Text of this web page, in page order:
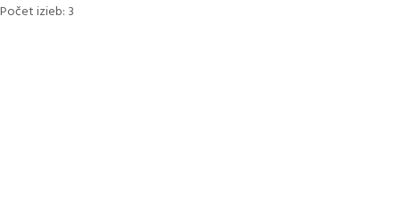
Počet izieb: 3